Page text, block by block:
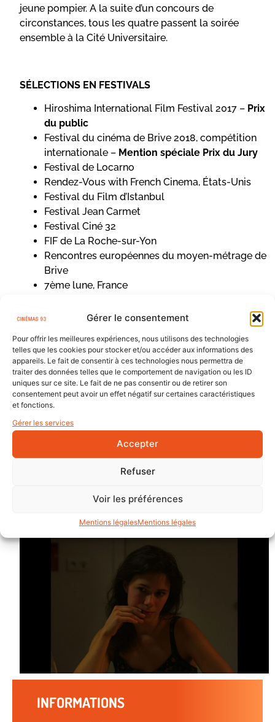
Gérer le consentement
Pour offrir les meilleures expériences, nous utilisons des technologies
telles que les cookies pour stocker et/ou accéder aux informations des
appareils. Le fait de consentir à ces technologies nous permettra de
traiter des données telles que le comportement de navigation ou les ID
uniques sur ce site. Le fait de ne pas consentir ou de retirer son
consentement peut avoir un effet négatif sur certaines caractéristiques
et fonctions.
Gérer les services
Accepter
Refuser
Voir les préférences
Mentions légalesMentions légales
jeune pompier. A la suite d’un concours de
circonstances, tous les quatre passent la soirée
ensemble à la Cité Universitaire.
SÉLECTIONS EN FESTIVALS
Hiroshima International Film Festival 2017 – Prix
du public
Festival du cinéma de Brive 2018, compétition
internationale – Mention spéciale Prix du Jury
Festival de Locarno
Rendez-Vous with French Cinema, États-Unis
Festival du Film d’Istanbul
Festival Jean Carmet
Festival Ciné 32
FIF de La Roche-sur-Yon
Rencontres européennes du moyen-métrage de
Brive
7ème lune, France
Côté Court
Champs Elysées Film Festival
Aide au film court
INFORMATIONS